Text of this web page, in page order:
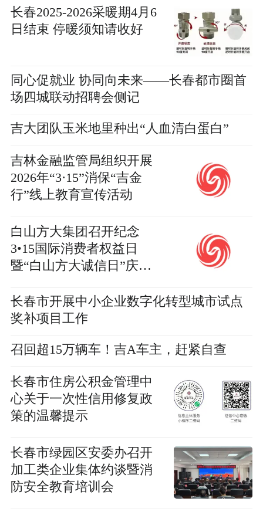
长春2025-2026采暖期4月6
日结束 停暖须知请收好
同心促就业 协同向未来——长春都市圈首
场四城联动招聘会侧记
吉大团队玉米地里种出“人血清白蛋白”
吉林金融监管局组织开展
2026年“3·15”消保“吉金
行”线上教育宣传活动
白山方大集团召开纪念
3•15国际消费者权益日
暨“白山方大诚信日”庆祝
长春市开展中小企业数字化转型城市试点
奖补项目工作
召回超15万辆车！吉A车主，赶紧自查
长春市住房公积金管理中
心关于一次性信用修复政
策的温馨提示
长春市绿园区安委办召开
加工类企业集体约谈暨消
防安全教育培训会